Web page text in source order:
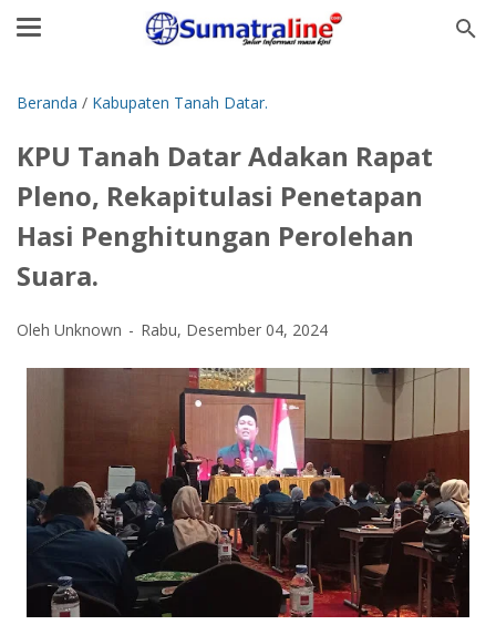
Beranda / Kabupaten Tanah Datar.
KPU Tanah Datar Adakan Rapat
Pleno, Rekapitulasi Penetapan
Hasi Penghitungan Perolehan
Suara.
Oleh Unknown Rabu, Desember 04, 2024